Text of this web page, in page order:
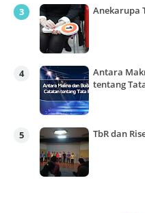
Anekarupa
Antara
tentang
TbR dan